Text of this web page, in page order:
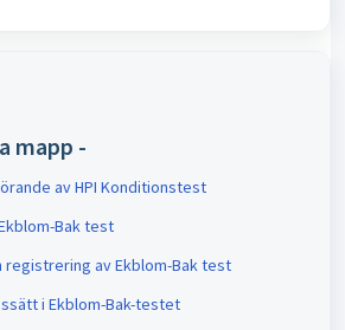
mapp -
av HPI Konditionstest
Bak test
registrering av Ekblom-Bak test
i Ekblom-Bak-testet